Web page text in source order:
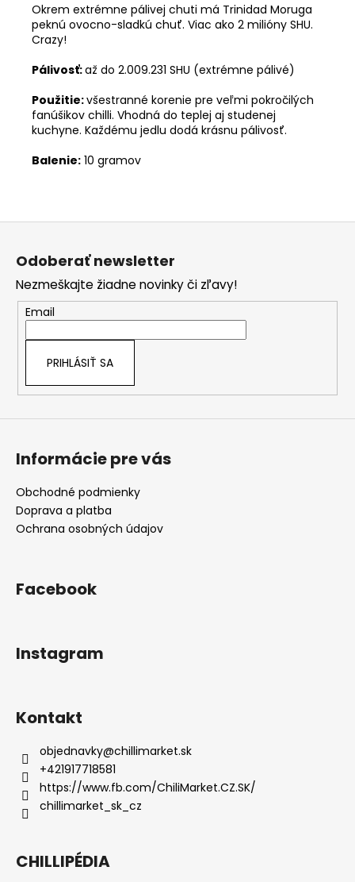
Okrem extrémne pálivej chuti má Trinidad Moruga
peknú ovocno-sladkú chuť. Viac ako 2 milióny SHU.
Crazy!
Pálivosť:až do 2.009.231 SHU (extrémne pálivé)
Použitie:všestranné korenie pre veľmi pokročilých
fanúšikov chilli. Vhodná do teplej aj studenej
kuchyne. Každému jedlu dodá krásnu pálivosť.
Balenie: 10 gramov
Z
Odoberať newsletter
Nezmeškajte žiadne novinky či zľavy!
Email
PRIHLÁSIŤ SA
Informácie pre vás
Obchodné podmienky
Doprava a platba
Ochrana osobných údajov
Facebook
Instagram
Kontakt
objednavky@chillimarket.sk
+421917718581
https://www.fb.com/ChiliMarket.CZ.SK/
chillimarket_sk_cz
CHILLIPÉDIA